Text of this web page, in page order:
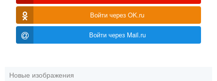
Войти через OK.ru
Войти через Mail.ru
Новые изображения